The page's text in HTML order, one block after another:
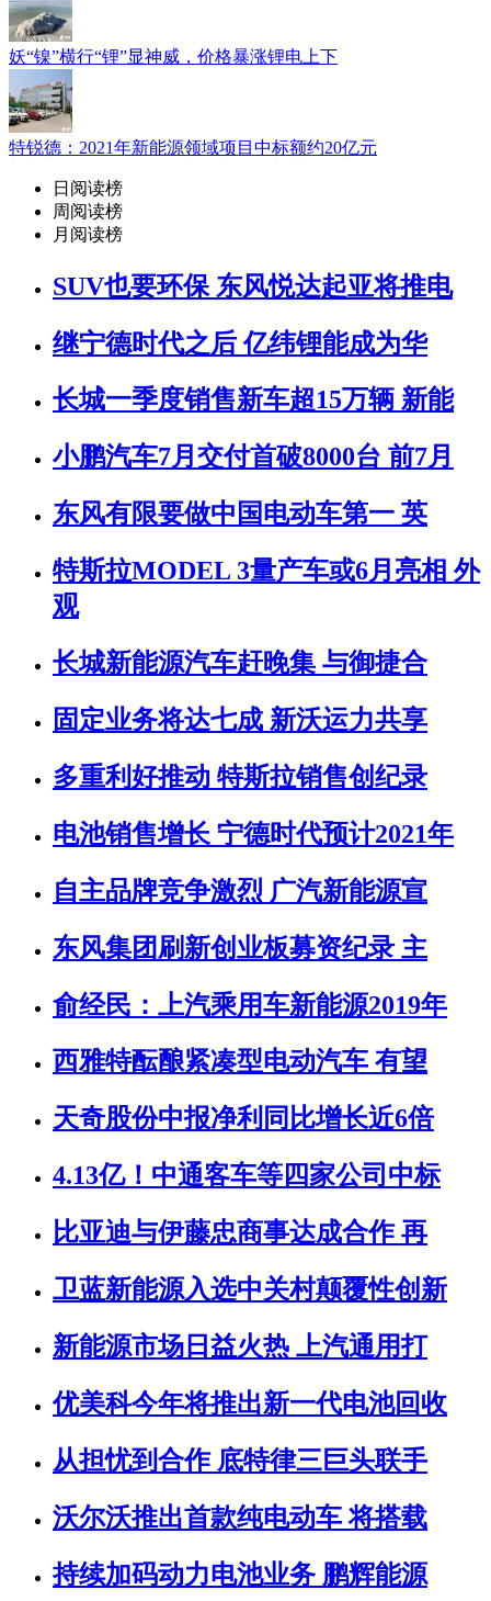
妖“镍”横行“锂”显神威，价格暴涨锂电上下
特锐德：2021年新能源领域项目中标额约20亿元
日阅读榜
周阅读榜
月阅读榜
SUV也要环保 东风悦达起亚将推电
继宁德时代之后 亿纬锂能成为华
长城一季度销售新车超15万辆 新能
小鹏汽车7月交付首破8000台 前7月
东风有限要做中国电动车第一 英
特斯拉MODEL 3量产车或6月亮相 外
观
长城新能源汽车赶晚集 与御捷合
固定业务将达七成 新沃运力共享
多重利好推动 特斯拉销售创纪录
电池销售增长 宁德时代预计2021年
自主品牌竞争激烈 广汽新能源宣
东风集团刷新创业板募资纪录 主
俞经民：上汽乘用车新能源2019年
西雅特酝酿紧凑型电动汽车 有望
天奇股份中报净利同比增长近6倍
4.13亿！中通客车等四家公司中标
比亚迪与伊藤忠商事达成合作 再
卫蓝新能源入选中关村颠覆性创新
新能源市场日益火热 上汽通用打
优美科今年将推出新一代电池回收
从担忧到合作 底特律三巨头联手
沃尔沃推出首款纯电动车 将搭载
持续加码动力电池业务 鹏辉能源